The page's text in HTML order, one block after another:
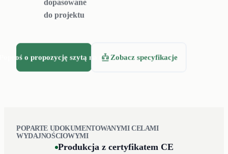
podawania rur o
zewnętrznej do
1200+ mm.
dopasowane
do projektu
o propozycję szytą na miaręZobacz specyfikacje
POPARTE UDOKUMENTOWANYMI CELAMI
WYDAJNOŚCIOWYMI
Produkcja z certyfikatem CE